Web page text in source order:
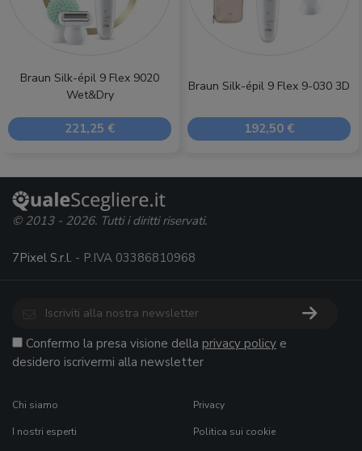
Braun Silk-épil 9 Flex 9020
Wet&Dry
221,25 €
Braun Silk-épil 9 Flex 9-030 3D
192,50 €
© 2013 - 2026. Tutti i diritti riservati.
7Pixel S.r.l. - P.IVA 03386810968
Confermo la presa visione della privacy policy e
desidero iscrivermi alla newsletter
Chi siamo
I nostri esperti
Privacy
Politica sui cookie